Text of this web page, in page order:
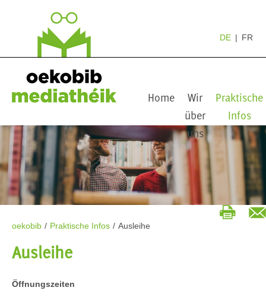
DE FR
Home
Wir
über
uns
Praktische
Infos
oekobib / Praktische Infos / Ausleihe
Ausleihe
Öffnungszeiten